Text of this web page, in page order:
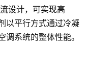
设计，可实现高
以平行方式通过冷凝
系统的整体性能。